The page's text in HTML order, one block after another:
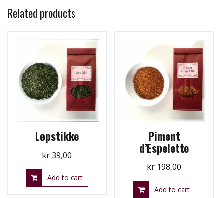
Related products
Løpstikke
kr39,00
Add to cart
Piment
d’Espelette
kr 198,00
Add to cart